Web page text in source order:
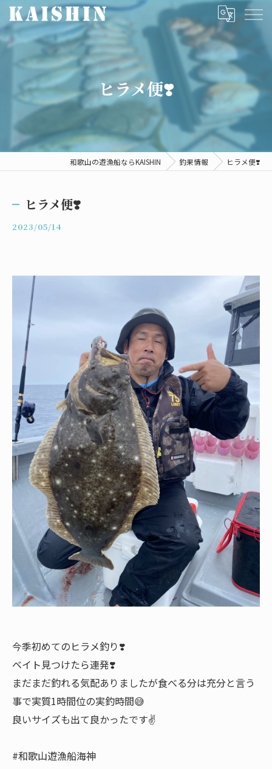
ヒラメ便❣️
和歌山の遊漁船ならKAISHIN 釣果情報 ヒラメ便❣️
ヒラメ便❣️
2023/05/14
今季初めてのヒラメ釣り❣️
ベイト見つけたら連発❣️
まだまだ釣れる気配ありましたが食べる分は充分と言う
事で実質1時間位の実釣時間😅
良いサイズも出て良かったです✌️
#和歌山遊漁船海神